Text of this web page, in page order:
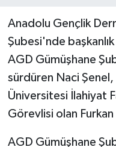
Anadolu Gençlik
Şubesi'nde başkanlık
AGD Gümüşhane
sürdüren Naci
Üniversitesi İlahiyat
Görevlisi olan
AGD Gümüşhane